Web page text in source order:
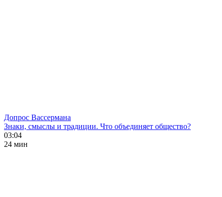
Допрос Вассермана
Знаки, смыслы и традиции. Что объединяет общество?
03:04
24 мин